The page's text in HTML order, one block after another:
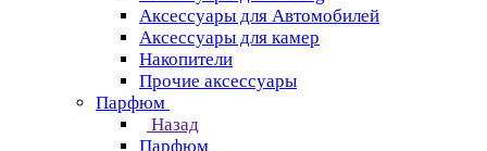
Аксессуары для Автомобилей
Аксессуары для камер
Накопители
Прочие аксессуары
Парфюм
Назад
Парфюм